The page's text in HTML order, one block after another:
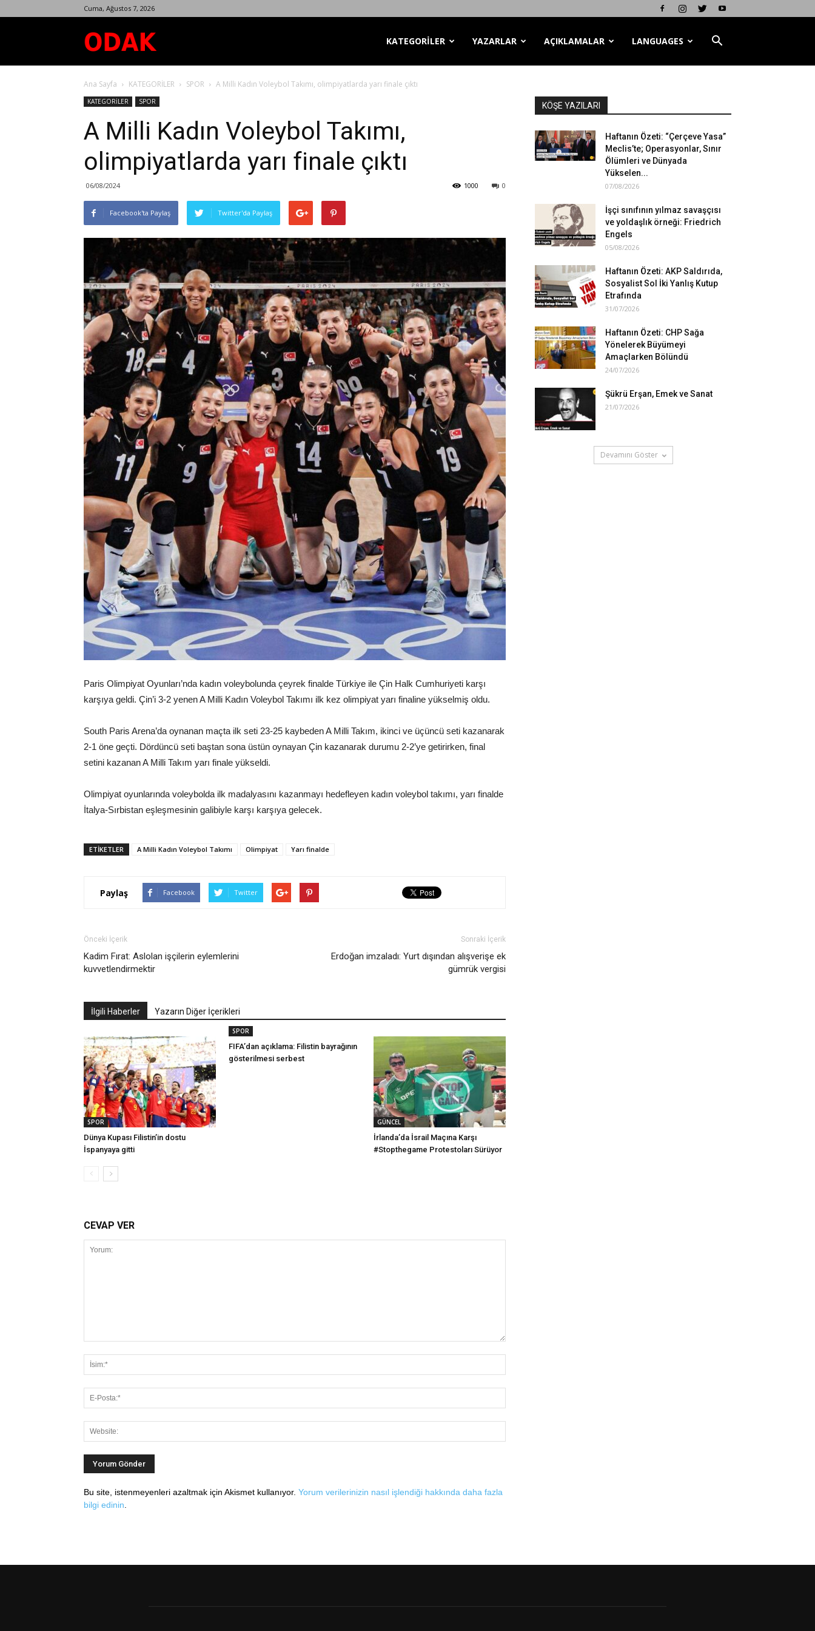
Cuma, Ağustos 7, 2026
Dergisi
KATEGORİLER YAZARLAR AÇIKLAMALAR LANGUAGES
Ana Sayfa KATEGORİLER SPOR A Milli Kadın Voleybol Takımı, olimpiyatlarda yarı finale çıktı
KATEGORİLER SPOR
A Milli Kadın Voleybol Takımı,
olimpiyatlarda yarı finale çıktı
06/08/2024 0
1000
Facebook'ta Paylaş Twitter'da Paylaş
Paris Olimpiyat Oyunları’nda kadın voleybolunda çeyrek finalde Türkiye ile Çin Halk Cumhuriyeti karşı
karşıya geldi. Çin’i 3-2 yenen A Milli Kadın Voleybol Takımı ilk kez olimpiyat yarı finaline yükselmiş oldu.
South Paris Arena’da oynanan maçta ilk seti 23-25 kaybeden A Milli Takım, ikinci ve üçüncü seti kazanarak
2-1 öne geçti. Dördüncü seti baştan sona üstün oynayan Çin kazanarak durumu 2-2’ye getirirken, final
setini kazanan A Milli Takım yarı finale yükseldi.
Olimpiyat oyunlarında voleybolda ilk madalyasını kazanmayı hedefleyen kadın voleybol takımı, yarı finalde
İtalya-Sırbistan eşleşmesinin galibiyle karşı karşıya gelecek.
ETIKETLER A Milli Kadın Voleybol Takımı Olimpiyat Yarı finalde
Paylaş Facebook Twitter
Önceki İçerik
Kadim Fırat: Aslolan işçilerin eylemlerini
kuvvetlendirmektir
Sonraki İçerik
Erdoğan imzaladı: Yurt dışından alışverişe ek
gümrük vergisi
İlgili Haberler Yazarın Diğer İçerikleri
SPOR
Dünya Kupası Filistin’in dostu
İspanyaya gitti
SPOR
FIFA’dan açıklama: Filistin bayrağının
gösterilmesi serbest
GÜNCEL
İrlanda’da İsrail Maçına Karşı
#Stopthegame Protestoları Sürüyor
CEVAP VER
Bu site, istenmeyenleri azaltmak için Akismet kullanıyor. Yorum verilerinizin nasıl işlendiği hakkında daha fazla
bilgi edinin
KÖŞE YAZILARI
Haftanın Özeti: “Çerçeve Yasa”
Meclis’te; Operasyonlar, Sınır
Ölümleri ve Dünyada
Yükselen...
07/08/2026
İşçi sınıfının yılmaz savaşçısı
ve yoldaşlık örneği: Friedrich
Engels
05/08/2026
Haftanın Özeti: AKP Saldırıda,
Sosyalist Sol İki Yanlış Kutup
Etrafında
31/07/2026
Haftanın Özeti: CHP Sağa
Yönelerek Büyümeyi
Amaçlarken Bölündü
24/07/2026
Şükrü Erşan, Emek ve Sanat
21/07/2026
Devamını Göster